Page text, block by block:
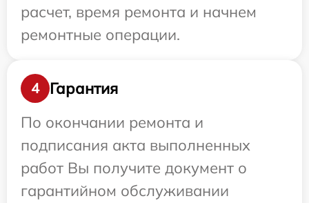
расчет, время ремонта и начнем
ремонтные операции.
4
Гарантия
По окончании ремонта и
подписания акта выполненных
работ Вы получите документ о
гарантийном обслуживании